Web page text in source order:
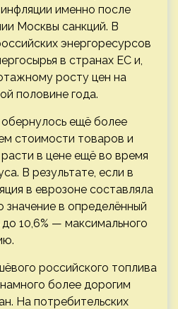
именно после
Москвы санкций. В
энергоресурсов
в странах ЕС и,
росту цен на
половине года.
ещё более
стоимости товаров и
в цене ещё во время
В результате, если в
в еврозоне составляла
значение в определённый
10,6% — максимального
российского топлива
более дорогим
На потребительских